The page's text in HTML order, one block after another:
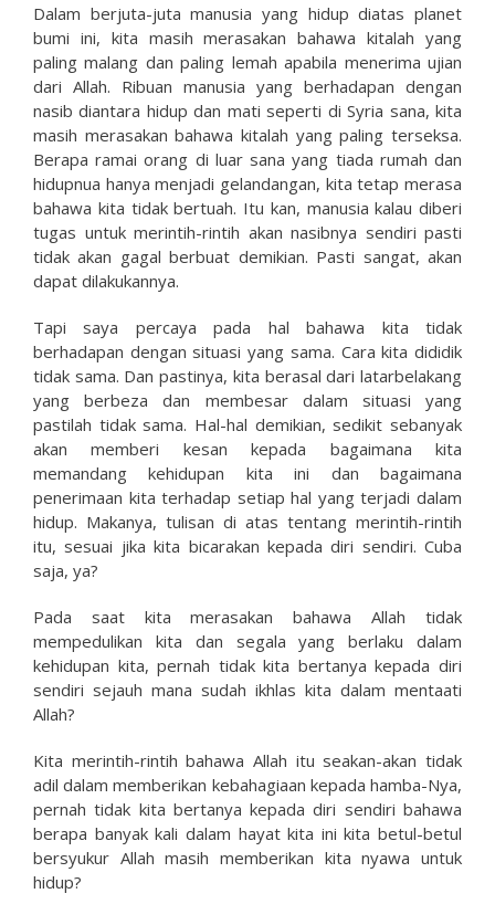
Dalam berjuta-juta manusia yang hidup diatas planet
bumi ini, kita masih merasakan bahawa kitalah yang
paling malang dan paling lemah apabila menerima ujian
dari Allah. Ribuan manusia yang berhadapan dengan
nasib diantara hidup dan mati seperti di Syria sana, kita
masih merasakan bahawa kitalah yang paling terseksa.
Berapa ramai orang di luar sana yang tiada rumah dan
hidupnua hanya menjadi gelandangan, kita tetap merasa
bahawa kita tidak bertuah. Itu kan, manusia kalau diberi
tugas untuk merintih-rintih akan nasibnya sendiri pasti
tidak akan gagal berbuat demikian. Pasti sangat, akan
dapat dilakukannya.
Tapi saya percaya pada hal bahawa kita tidak
berhadapan dengan situasi yang sama. Cara kita dididik
tidak sama. Dan pastinya, kita berasal dari latarbelakang
yang berbeza dan membesar dalam situasi yang
pastilah tidak sama. Hal-hal demikian, sedikit sebanyak
akan memberi kesan kepada bagaimana kita
memandang kehidupan kita ini dan bagaimana
penerimaan kita terhadap setiap hal yang terjadi dalam
hidup. Makanya, tulisan di atas tentang merintih-rintih
itu, sesuai jika kita bicarakan kepada diri sendiri. Cuba
saja, ya?
Pada saat kita merasakan bahawa Allah tidak
mempedulikan kita dan segala yang berlaku dalam
kehidupan kita, pernah tidak kita bertanya kepada diri
sendiri sejauh mana sudah ikhlas kita dalam mentaati
Allah?
Kita merintih-rintih bahawa Allah itu seakan-akan tidak
adil dalam memberikan kebahagiaan kepada hamba-Nya,
pernah tidak kita bertanya kepada diri sendiri bahawa
berapa banyak kali dalam hayat kita ini kita betul-betul
bersyukur Allah masih memberikan kita nyawa untuk
hidup?